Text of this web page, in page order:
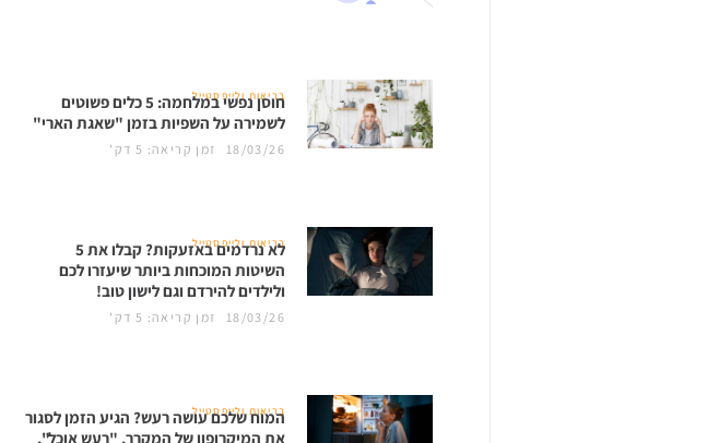
בריאות ולייפסטייל
חוסן נפשי במלחמה: 5 כלים פשוטים
לשמירה על השפיות בזמן "שאגת הארי"
18/03/26 זמן קריאה: 5 דק'
בריאות ולייפסטייל
לא נרדמים באזעקות? קבלו את 5
השיטות המוכחות ביותר שיעזרו לכם
ולילדים להירדם וגם לישון טוב!
18/03/26 זמן קריאה: 5 דק'
בריאות ולייפסטייל
המוח שלכם עושה רעש? הגיע הזמן לסגור
את המיקרופון של המקרר. "רעש אוכל",